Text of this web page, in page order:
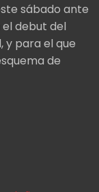
sábado ante
el debut del
y para el que
de